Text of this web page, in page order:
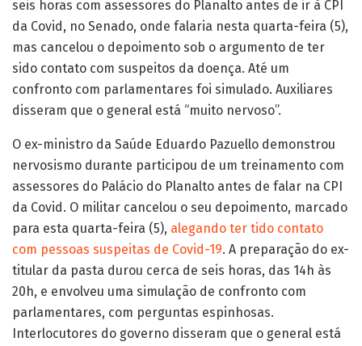
seis horas com assessores do Planalto antes de ir à CPI
da Covid, no Senado, onde falaria nesta quarta-feira (5),
mas cancelou o depoimento sob o argumento de ter
sido contato com suspeitos da doença. Até um
confronto com parlamentares foi simulado. Auxiliares
disseram que o general está “muito nervoso”.
O ex-ministro da Saúde Eduardo Pazuello demonstrou
nervosismo durante participou de um treinamento com
assessores do Palácio do Planalto antes de falar na CPI
da Covid. O militar cancelou o seu depoimento, marcado
para esta quarta-feira (5), alegando ter tido contato
com pessoas suspeitas de Covid-19. A preparação do ex-
titular da pasta durou cerca de seis horas, das 14h às
20h, e envolveu uma simulação de confronto com
parlamentares, com perguntas espinhosas.
Interlocutores do governo disseram que o general está